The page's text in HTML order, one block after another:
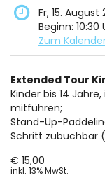
Fr, 15. August
Beginn: 10:30
Zum
Produkte
Produkte
Extended Tour
Kinder bis 14
mitführen;
Stand-Up-
Schritt zubuchbar
€ 15,00
inkl. 13% MwSt.